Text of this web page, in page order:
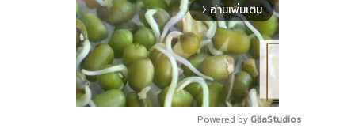
arrow_forward_ios อ่านเพิ่มเติม
Powered by GliaStudios